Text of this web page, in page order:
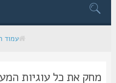
עמוד ראשי
מחק את כל עוגיות